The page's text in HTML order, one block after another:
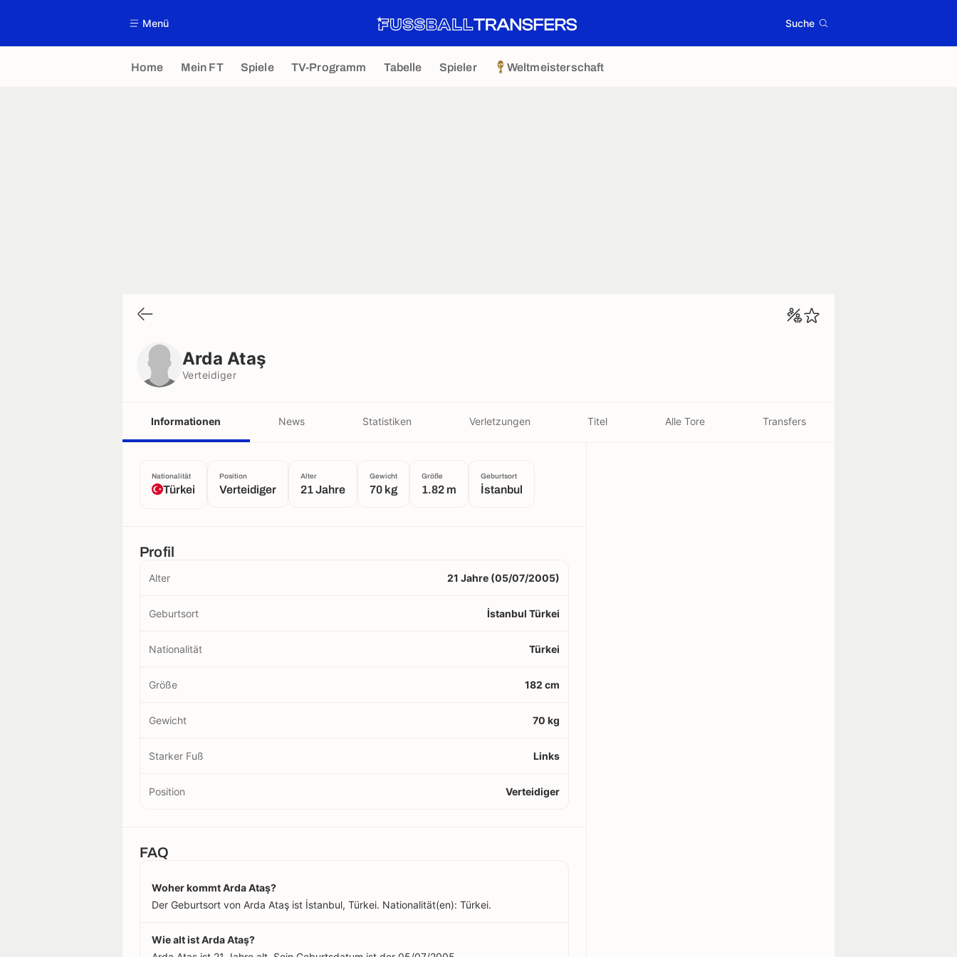
Menü Suche
Home Mein FT Spiele TV-Programm Tabelle Spieler Weltmeisterschaft
Arda Ataş
Verteidiger
Informationen News Statistiken Verletzungen Titel Alle Tore Transfers
Nationalität
Türkei
Position
Verteidiger
Alter
21 Jahre
Gewicht
70 kg
Größe
1.82 m
Geburtsort
İstanbul
Profil
Alter 21 Jahre (05/07/2005)
Geburtsort İstanbul Türkei
Nationalität Türkei
Größe 182 cm
Gewicht 70 kg
Starker Fuß Links
Position Verteidiger
FAQ
Woher kommt Arda Ataş?
Der Geburtsort von Arda Ataş ist İstanbul, Türkei. Nationalität(en): Türkei.
Wie alt ist Arda Ataş?